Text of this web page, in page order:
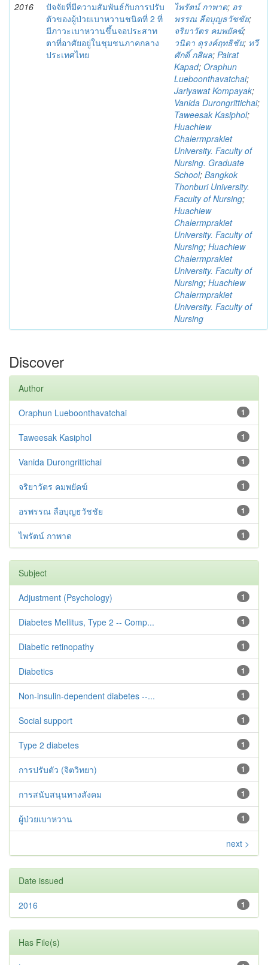
2016
ปัจจัยที่มีความสัมพันธ์กับการปรับ
ตัวของผู้ป่วยเบาหวานชนิดที่ 2 ที่
มีภาวะเบาหวานขึ้นจอประสาท
ตาที่อาศัยอยู่ในชุมชนภาคกลาง
ประเทศไทย
ไพรัตน์ กาพาด; อร
พรรณ ลือบุญธวัชชัย;
จริยาวัตร คมพยัคฆ์;
วนิดา ดุรงค์ฤทธิชัย; ทวี
ศักดิ์ กสิผล; Pairat
Kapad; Oraphun
Lueboonthavatchai;
Jariyawat Kompayak;
Vanida Durongrittichai;
Taweesak Kasiphol;
Huachiew
Chalermprakiet
University. Faculty of
Nursing. Graduate
School; Bangkok
Thonburi University.
Faculty of Nursing;
Huachiew
Chalermprakiet
University. Faculty of
Nursing; Huachiew
Chalermprakiet
University. Faculty of
Nursing; Huachiew
Chalermprakiet
University. Faculty of
Nursing
Discover
Author
1
Oraphun Lueboonthavatchai
1
Taweesak Kasiphol
1
Vanida Durongrittichai
1
จริยาวัตร คมพยัคฆ์
1
อรพรรณ ลือบุญธวัชชัย
1
ไพรัตน์ กาพาด
Subject
1
Adjustment ‪(Psychology)
1
Diabetes Mellitus, Type 2 -- Comp...
1
Diabetic retinopathy
1
Diabetics
1
Non-insulin-dependent diabetes --...
1
Social support
1
Type 2 diabetes‬‬‬‬‬‬
1
การปรับตัว (จิตวิทยา)
1
การสนับสนุนทางสังคม
1
ผู้ป่วยเบาหวาน
next >
Date issued
1
2016
Has File(s)